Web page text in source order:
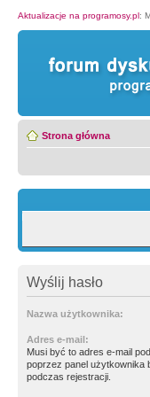
Aktualizacje na programosy.pl:
Strona główna
Wyślij hasło
Nazwa użytkownika:
Adres e-mail:
Musi być to adres e-mail
poprzez panel użytkownika
podczas rejestracji.